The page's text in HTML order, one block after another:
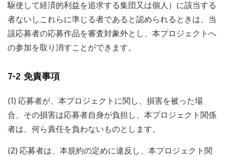
駆使して経済的利益を追求する集団又は個人）に該当する
者ないしこれらに準じる者であると認められるときは、当
該応募者の応募作品を審査対象外とし、本プロジェクトへ
の参加を取り消すことができます。
7-2 免責事項
(1) 応募者が、本プロジェクトに関し、損害を被った場
合、その損害は応募者自身が負担し、本プロジェクト関係
者は、何ら責任を負わないものとします。
(2) 応募者は、本規約の定めに違反し、本プロジェクト関